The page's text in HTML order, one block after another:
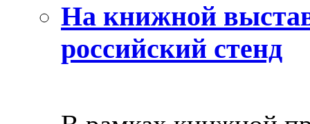
На книжной
российский стенд